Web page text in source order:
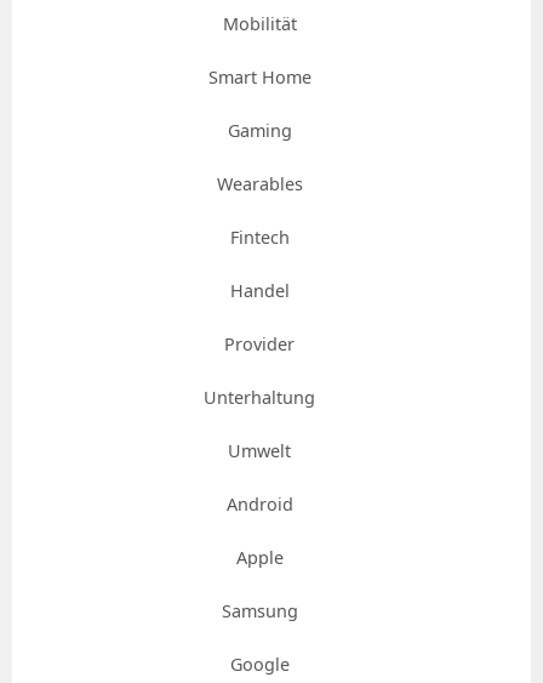
Mobilität
Smart Home
Gaming
Wearables
Fintech
Handel
Provider
Unterhaltung
Umwelt
Android
Apple
Samsung
Google